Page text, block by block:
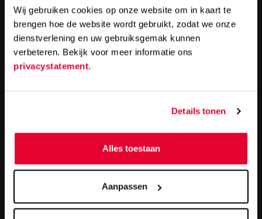
Wij gebruiken cookies op onze website om in kaart te
brengen hoe de website wordt gebruikt, zodat we onze
dienstverlening en uw gebruiksgemak kunnen
verbeteren. Bekijk voor meer informatie ons
privacystatement.
Details tonen
Alles toestaan
Aanpassen
OPEN LAB - testimonials